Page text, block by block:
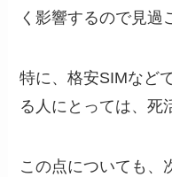
く影響するので見過
特に、格安SIMなど
る人にとっては、死
この点についても、